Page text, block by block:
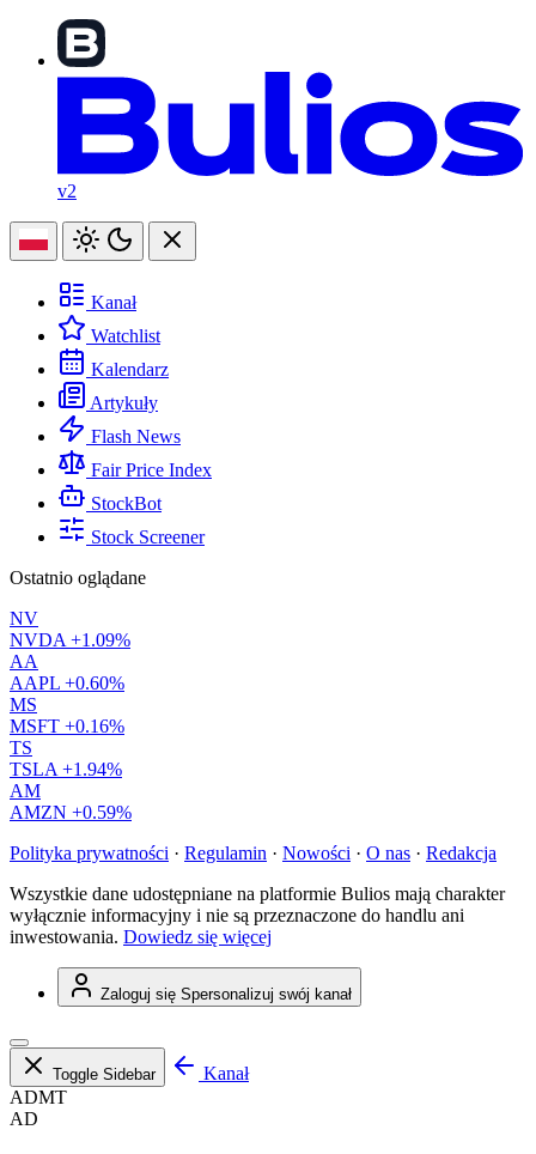
v2
Kanał
Watchlist
Kalendarz
Artykuły
Flash News
Fair Price Index
StockBot
Stock Screener
Ostatnio oglądane
NV
NVDA +1.09%
AA
AAPL +0.60%
MS
MSFT +0.16%
TS
TSLA +1.94%
AM
AMZN +0.59%
Polityka prywatności · Regulamin · Nowości · O nas · Redakcja
Wszystkie dane udostępniane na platformie Bulios mają charakter
wyłącznie informacyjny i nie są przeznaczone do handlu ani
inwestowania. Dowiedz się więcej
Zaloguj się Spersonalizuj swój kanał
Toggle Sidebar
Kanał
ADMT
AD